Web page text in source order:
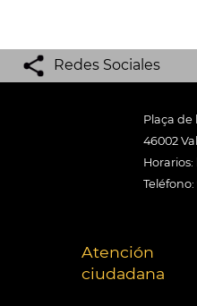
Redes Sociales
Plaça de
46002
Horarios:
Teléfono:
Atención
ciudadana